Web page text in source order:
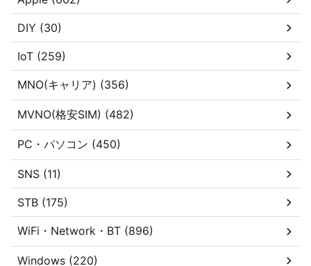
DIY (30)
IoT (259)
MNO(キャリア) (356)
MVNO(格安SIM) (482)
PC・パソコン (450)
SNS (11)
STB (175)
WiFi・Network・BT (896)
Windows (220)